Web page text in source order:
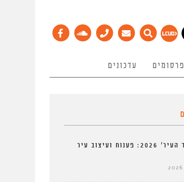
פרסומים עדכונים
כנס ‘קוד העיר’ 2026: פענוח ועיצוב עיר